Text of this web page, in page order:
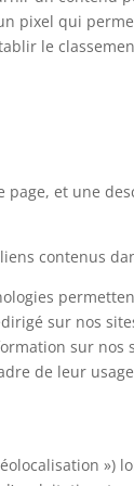
pixel qui
le
et une
contenus
sur nos
sur
de leur
»)